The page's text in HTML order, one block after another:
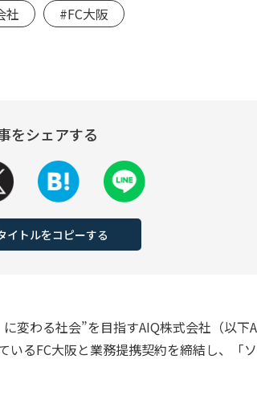
社 #FC大阪
をシェアする
イトルをコピーする
変わる社会”を目指すAIQ株式会社（以下
るFC大阪と業務提携契約を締結し、「